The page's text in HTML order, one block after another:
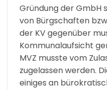
Gründung der GmbH
von Bürgschaften
der KV gegenüber
Kommunalaufsicht
MVZ musste vom
zugelassen werden.
einiges an